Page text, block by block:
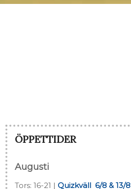
ÖPPETTIDER
Augusti
Tors: 16-21 |Quizkväll 6/8 & 13/8